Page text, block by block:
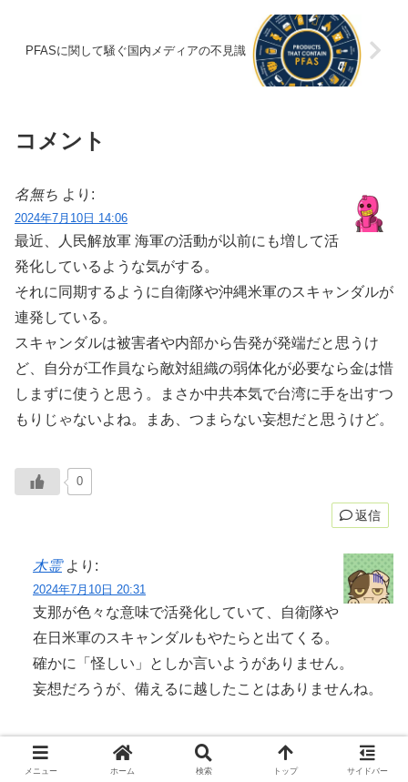
PFASに関して騒ぐ国内メディアの不見識
コメント
名無ち より:
2024年7月10日 14:06
最近、人民解放軍 海軍の活動が以前にも増して活
発化しているような気がする。
それに同期するように自衛隊や沖縄米軍のスキャンダルが
連発している。
スキャンダルは被害者や内部から告発が発端だと思うけ
ど、自分が工作員なら敵対組織の弱体化が必要なら金は惜
しまずに使うと思う。まさか中共本気で台湾に手を出すつ
もりじゃないよね。まあ、つまらない妄想だと思うけど。
0
返信
木霊 より:
2024年7月10日 20:31
支那が色々な意味で活発化していて、自衛隊や
在日米軍のスキャンダルもやたらと出てくる。
確かに「怪しい」としか言いようがありません。
妄想だろうが、備えるに越したことはありませんね。
メニュー ホーム 検索 トップ サイドバー